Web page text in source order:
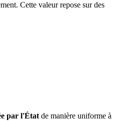
Cette valeur repose sur des
par l'État de manière uniforme à